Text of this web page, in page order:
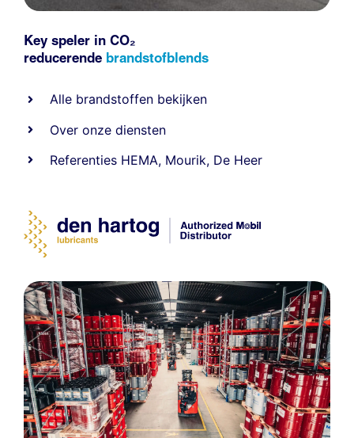
Key speler in CO₂
reducerende brandstofblends
Alle brandstoffen bekijken
Over onze diensten
Referenties HEMA, Mourik, De Heer